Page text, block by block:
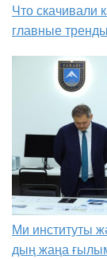
Что скачивали
главные
Ми институты
дың жаңа